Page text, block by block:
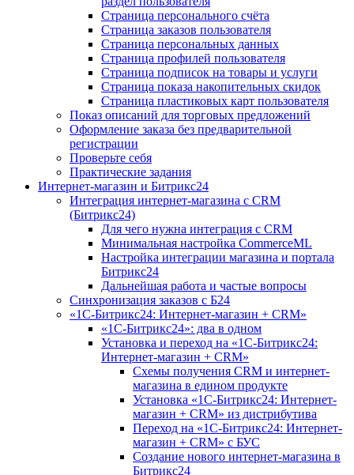
Страница персонального счёта
Страница заказов пользователя
Страница персональных данных
Страница профилей пользователя
Страница подписок на товары и услуги
Страница показа накопительных скидок
Страница пластиковых карт пользователя
Показ описаний для торговых предложений
Оформление заказа без предварительной
регистрации
Проверьте себя
Практические задания
Интернет-магазин и Битрикс24
Интеграция интернет-магазина с CRM
(Битрикс24)
Для чего нужна интеграция с CRM
Минимальная настройка CommerceML
Настройка интеграции магазина и портала
Битрикс24
Дальнейшая работа и частые вопросы
Синхронизация заказов с Б24
«1С-Битрикс24: Интернет-магазин + CRM»
«1С-Битрикс24»: два в одном
Установка и переход на «1С-Битрикс24:
Интернет-магазин + CRM»
Схемы получения CRM и интернет-
магазина в едином продукте
Установка «1С-Битрикс24: Интернет-
магазин + CRM» из дистрибутива
Переход на «1С-Битрикс24: Интернет-
магазин + CRM» с БУС
Создание нового интернет-магазина в
Битрикс24